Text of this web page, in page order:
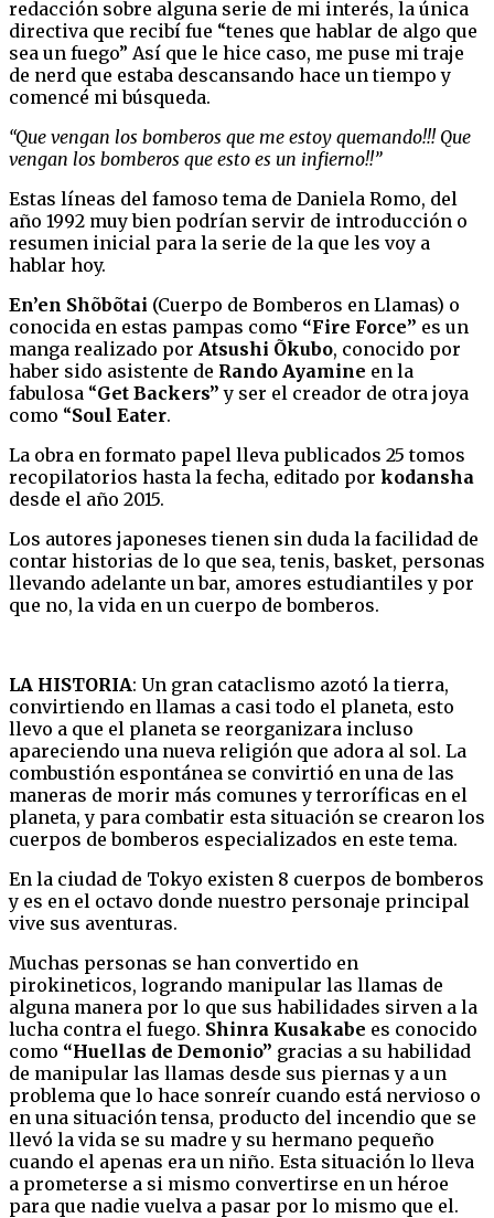
redacción sobre alguna serie de mi interés, la única
directiva que recibí fue “tenes que hablar de algo que
sea un fuego” Así que le hice caso, me puse mi traje
de nerd que estaba descansando hace un tiempo y
comencé mi búsqueda.
“Que vengan los bomberos que me estoy quemando!!! Que
vengan los bomberos que esto es un infierno!!”
Estas líneas del famoso tema de Daniela Romo, del
año 1992 muy bien podrían servir de introducción o
resumen inicial para la serie de la que les voy a
hablar hoy.
En’en Shõbõtai (Cuerpo de Bomberos en Llamas) o
conocida en estas pampas como “Fire Force” es un
manga realizado por Atsushi Õkubo, conocido por
haber sido asistente de Rando Ayamine en la
fabulosa “Get Backers” y ser el creador de otra joya
como “Soul Eater.
La obra en formato papel lleva publicados 25 tomos
recopilatorios hasta la fecha, editado por kodansha
desde el año 2015.
Los autores japoneses tienen sin duda la facilidad de
contar historias de lo que sea, tenis, basket, personas
llevando adelante un bar, amores estudiantiles y por
que no, la vida en un cuerpo de bomberos.
LA HISTORIA: Un gran cataclismo azotó la tierra,
convirtiendo en llamas a casi todo el planeta, esto
llevo a que el planeta se reorganizara incluso
apareciendo una nueva religión que adora al sol. La
combustión espontánea se convirtió en una de las
maneras de morir más comunes y terroríficas en el
planeta, y para combatir esta situación se crearon los
cuerpos de bomberos especializados en este tema.
En la ciudad de Tokyo existen 8 cuerpos de bomberos
y es en el octavo donde nuestro personaje principal
vive sus aventuras.
Muchas personas se han convertido en
pirokineticos, logrando manipular las llamas de
alguna manera por lo que sus habilidades sirven a la
lucha contra el fuego. Shinra Kusakabe es conocido
como “Huellas de Demonio” gracias a su habilidad
de manipular las llamas desde sus piernas y a un
problema que lo hace sonreír cuando está nervioso o
en una situación tensa, producto del incendio que se
llevó la vida se su madre y su hermano pequeño
cuando el apenas era un niño. Esta situación lo lleva
a prometerse a si mismo convertirse en un héroe
para que nadie vuelva a pasar por lo mismo que el.